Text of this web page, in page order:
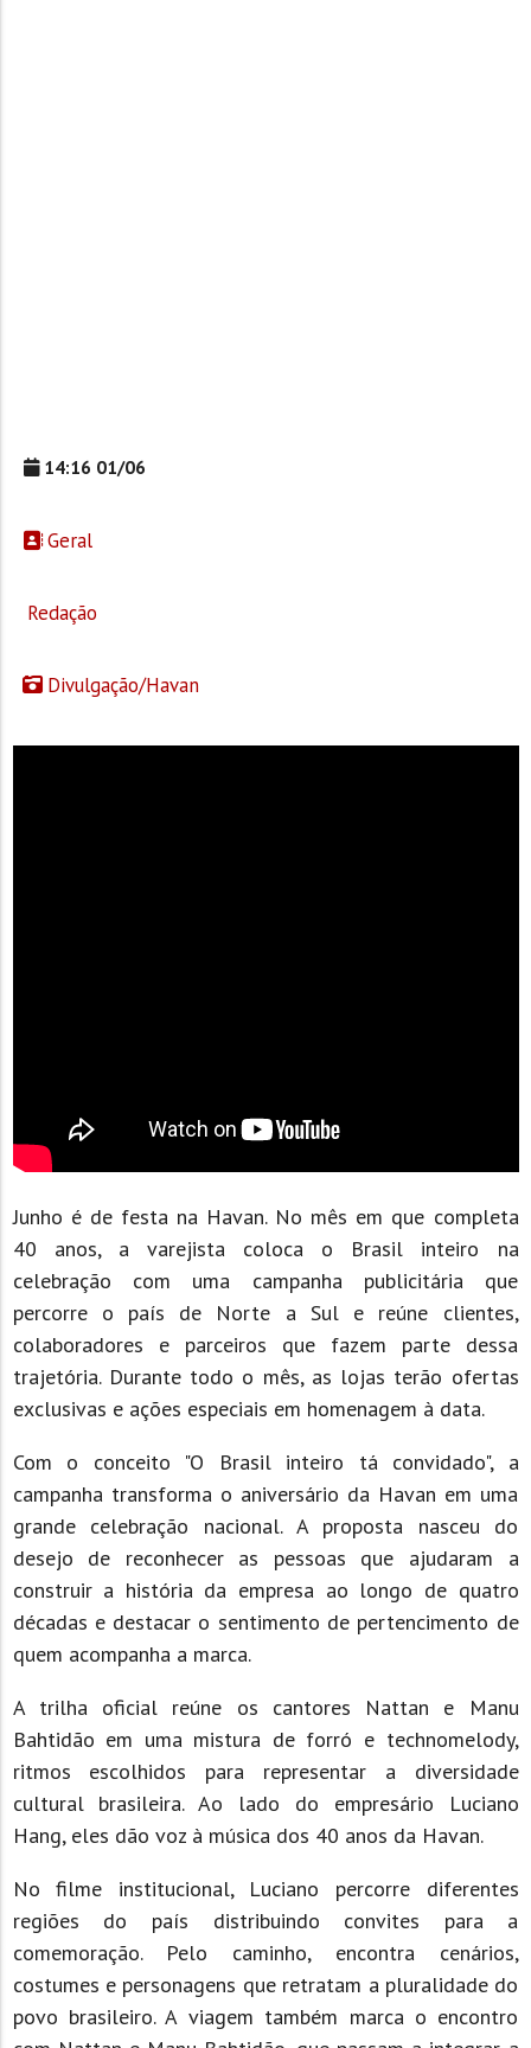
14:16 01/06
Geral
Redação
Divulgação/Havan
Junho é de festa na Havan. No mês em que completa
40 anos, a varejista coloca o Brasil inteiro na
celebração com uma campanha publicitária que
percorre o país de Norte a Sul e reúne clientes,
colaboradores e parceiros que fazem parte dessa
trajetória. Durante todo o mês, as lojas terão ofertas
exclusivas e ações especiais em homenagem à data.
Com o conceito "O Brasil inteiro tá convidado", a
campanha transforma o aniversário da Havan em uma
grande celebração nacional. A proposta nasceu do
desejo de reconhecer as pessoas que ajudaram a
construir a história da empresa ao longo de quatro
décadas e destacar o sentimento de pertencimento de
quem acompanha a marca.
A trilha oficial reúne os cantores Nattan e Manu
Bahtidão em uma mistura de forró e technomelody,
ritmos escolhidos para representar a diversidade
cultural brasileira. Ao lado do empresário Luciano
Hang, eles dão voz à música dos 40 anos da Havan.
No filme institucional, Luciano percorre diferentes
regiões do país distribuindo convites para a
comemoração. Pelo caminho, encontra cenários,
costumes e personagens que retratam a pluralidade do
povo brasileiro. A viagem também marca o encontro